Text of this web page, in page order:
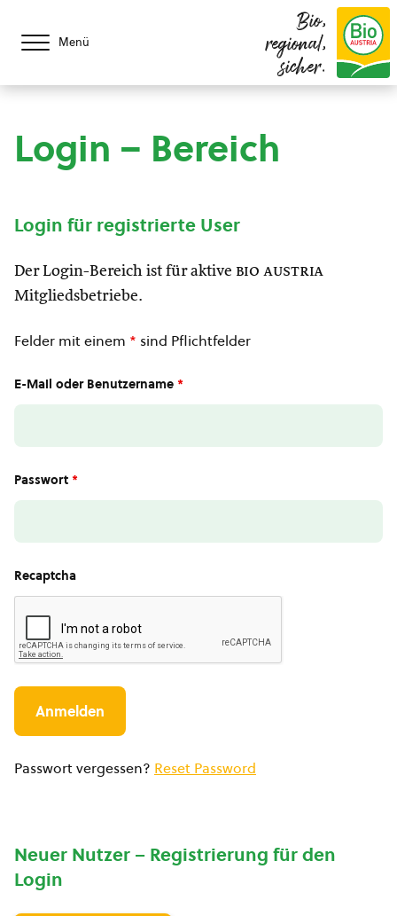
Menü
Bio,
regional,
sicher.
Login – Bereich
Login für registrierte User
Der Login-Bereich ist für aktive bio austria
Mitgliedsbetriebe.
Felder mit einem * sind Pflichtfelder
E-Mail oder Benutzername *
Passwort *
Recaptcha
Passwort vergessen? Reset Password
Neuer Nutzer – Registrierung für den
Login